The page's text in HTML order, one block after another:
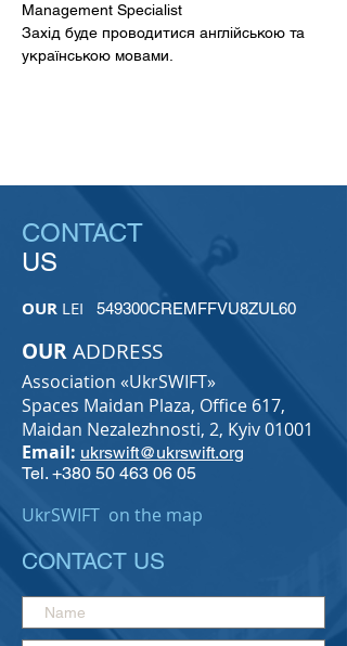
Management Specialist
Захід буде проводитися англійською та
українською мовами.
CONTACT
US
OUR LEI 549300CREMFFVU8ZUL60
OURADDRESS
Association «UkrSWIFT»
Spaces Maidan Plaza, Office 617,
Maidan Nezalezhnosti, 2, Kyiv 01001
Email: ukrswift@ukrswift.org
Tel. +380 50 463 06 05
UkrSWIFT on the map
CONTACT US